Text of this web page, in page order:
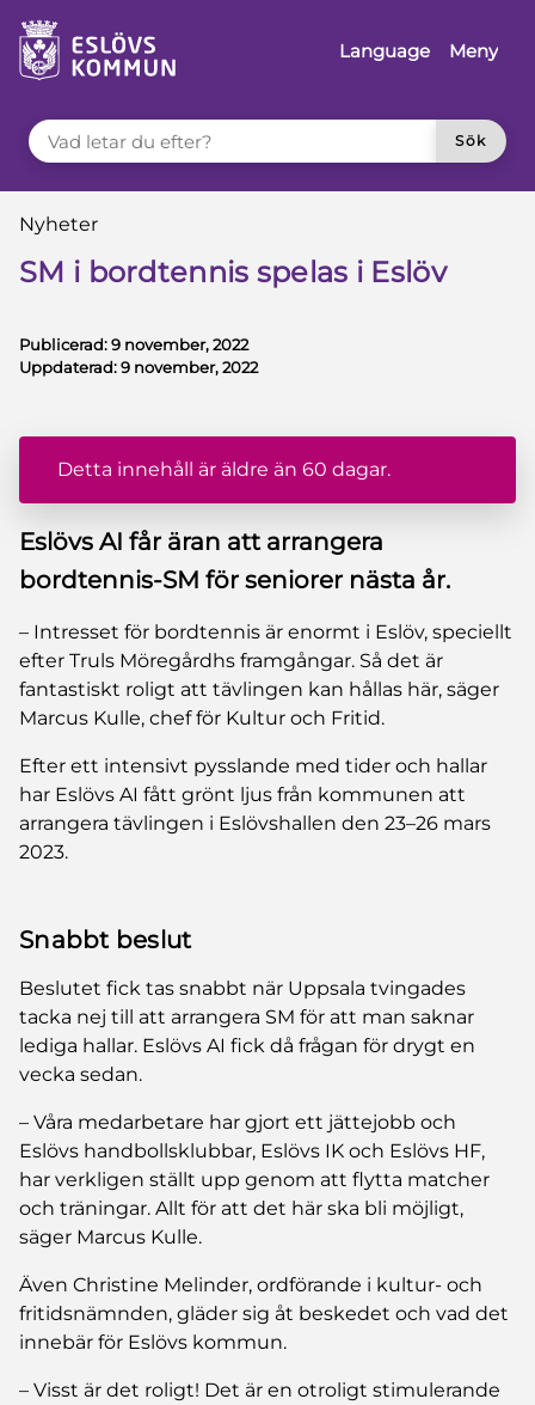
till innehåll
Language
Meny
VAD LETAR DU EFTER?
Sök
Du är här:
Nyheter
SM i bordtennis spelas i Eslöv
Publicerad:9 november, 2022
Uppdaterad:9 november, 2022
Detta innehåll är äldre än 60 dagar.
Eslövs AI får äran att arrangera
bordtennis-SM för seniorer nästa år.
– Intresset för bordtennis är enormt i Eslöv, speciellt
efter Truls Möregårdhs framgångar. Så det är
fantastiskt roligt att tävlingen kan hållas här, säger
Marcus Kulle, chef för Kultur och Fritid.
Efter ett intensivt pysslande med tider och hallar
har Eslövs AI fått grönt ljus från kommunen att
arrangera tävlingen i Eslövshallen den 23–26 mars
2023.
Snabbt beslut
Beslutet fick tas snabbt när Uppsala tvingades
tacka nej till att arrangera SM för att man saknar
lediga hallar. Eslövs AI fick då frågan för drygt en
vecka sedan.
– Våra medarbetare har gjort ett jättejobb och
Eslövs handbollsklubbar, Eslövs IK och Eslövs HF,
har verkligen ställt upp genom att flytta matcher
och träningar. Allt för att det här ska bli möjligt,
säger Marcus Kulle.
Även Christine Melinder, ordförande i kultur- och
fritidsnämnden, gläder sig åt beskedet och vad det
innebär för Eslövs kommun.
– Visst är det roligt! Det är en otroligt stimulerande